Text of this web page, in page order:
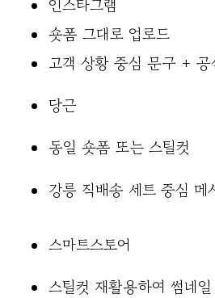
인스타그램
숏폼 그대로 업로드
고객 상황 중심 문구 + 공
당근
동일 숏폼 또는 스틸컷
강릉 직배송 세트 중심 메
스마트스토어
스틸컷 재활용하여 썸네